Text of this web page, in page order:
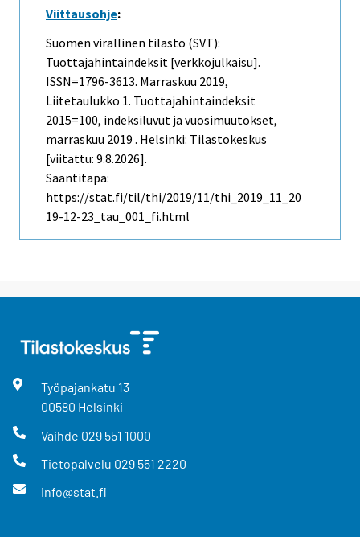
Viittausohje:
Suomen virallinen tilasto (SVT):
Tuottajahintaindeksit [verkkojulkaisu].
ISSN=1796-3613. Marraskuu 2019,
Liitetaulukko 1. Tuottajahintaindeksit
2015=100, indeksiluvut ja vuosimuutokset,
marraskuu 2019 . Helsinki: Tilastokeskus
[viitattu: 9.8.2026].
Saantitapa:
https://stat.fi/til/thi/2019/11/thi_2019_11_20
19-12-23_tau_001_fi.html
Työpajankatu 13
00580 Helsinki
Vaihde 029 551 1000
Tietopalvelu 029 551 2220
info@stat.fi